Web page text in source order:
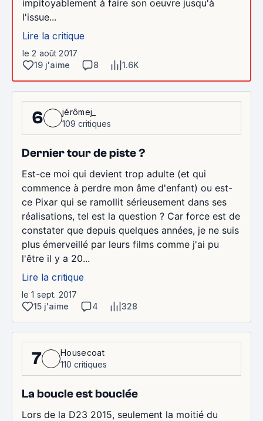
impitoyablement à faire son oeuvre jusqu'à
l'issue...
Lire la critique
le 2 août 2017
19 j'aime
8 1.6K
6
jérômej_
109 critiques
Dernier tour de piste ?
Est-ce moi qui devient trop adulte (et qui
commence à perdre mon âme d'enfant) ou est-
ce Pixar qui se ramollit sérieusement dans ses
réalisations, tel est la question ? Car force est de
constater que depuis quelques années, je ne suis
plus émerveillé par leurs films comme j'ai pu
l'être il y a 20...
Lire la critique
le 1 sept. 2017
15 j'aime
4 328
7
Housecoat
110 critiques
La boucle est bouclée
Lors de la D23 2015, seulement la moitié du